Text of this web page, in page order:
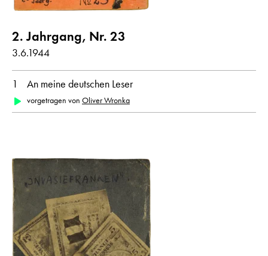
2. Jahrgang, Nr. 23
3.6.1944
1 An meine deutschen Leser
vorgetragen von Oliver Wronka